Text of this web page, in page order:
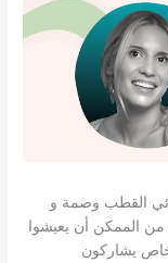
القطب وصمة و
الممكن أن يعيشوا
يشاركون